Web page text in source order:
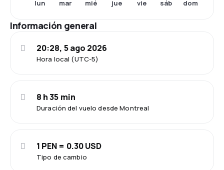
lun mar mié jue vie sáb dom
Información general
Hora local (UTC-5)
20:28, 5 ago 2026
Duración del vuelo desde Montreal
8 h 35 min
Tipo de cambio
1 PEN = 0.30 USD